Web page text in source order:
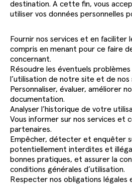
destination. A cette fin, vous
utiliser vos données personnelles
Fournir nos services et en faciliter
compris en menant pour ce faire
concernant.
Résoudre les éventuels problèmes
l’utilisation de notre site et de nos
Personnaliser, évaluer, améliorer
documentation.
Analyser l’historique de votre
Vous informer sur nos services et
partenaires.
Empêcher, détecter et enquêter
potentiellement interdites et
bonnes pratiques, et assurer la
conditions générales d’utilisation.
Respecter nos obligations légales